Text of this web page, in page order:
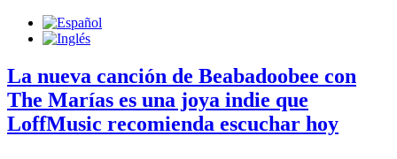
La nueva canción de Beabadoobee con
The Marías es una joya indie que
LoffMusic recomienda escuchar hoy